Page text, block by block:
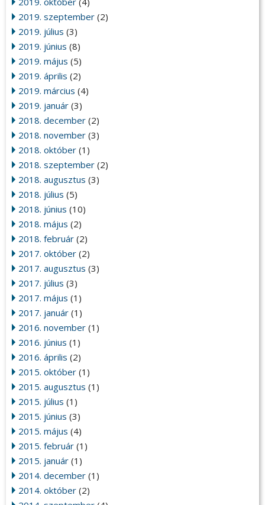
2019. szeptember (2)
2019. július (3)
2019. június (8)
2019. május (5)
2019. április (2)
2019. március (4)
2019. január (3)
2018. december (2)
2018. november (3)
2018. október (1)
2018. szeptember (2)
2018. augusztus (3)
2018. július (5)
2018. június (10)
2018. május (2)
2018. február (2)
2017. október (2)
2017. augusztus (3)
2017. július (3)
2017. május (1)
2017. január (1)
2016. november (1)
2016. június (1)
2016. április (2)
2015. október (1)
2015. augusztus (1)
2015. július (1)
2015. június (3)
2015. május (4)
2015. február (1)
2015. január (1)
2014. december (1)
2014. október (2)